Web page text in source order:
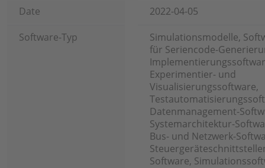
Date
2022-04-05
Software-Typ
Simulationsmodelle,
für Seriencode-
Experimentier- und
Visualisierungssoftware,
Datenmanagement-
Systemarchitektur-
Bus- und Netzwerk-
Software,